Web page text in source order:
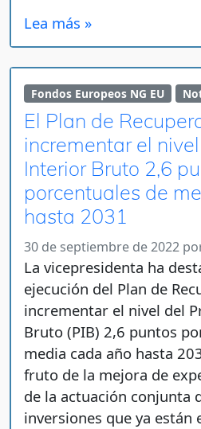
Lea más »
Fondos Europeos NG EU
El Plan de
incrementar el
Interior Bruto 2,6
porcentuales de
hasta 2031
30 de septiembre de 2022
La vicepresidenta ha
ejecución del Plan de
incrementar el nivel del
Bruto (PIB) 2,6 puntos
media cada año hasta
fruto de la mejora de
de la actuación conjunta
inversiones que ya